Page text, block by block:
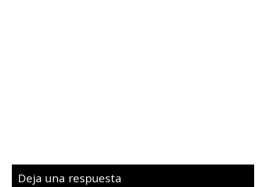
Deja una respuesta